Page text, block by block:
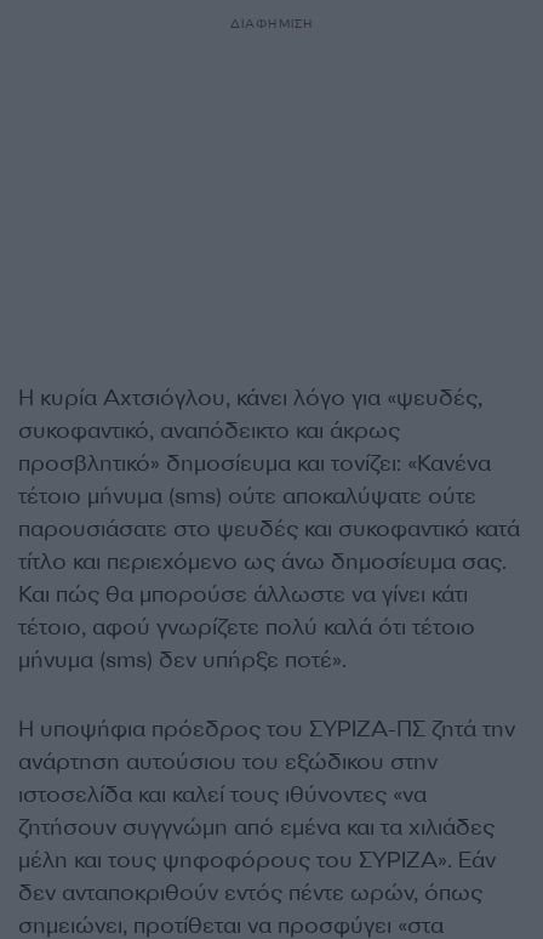
ΔΙΑΦΗΜΙΣΗ
Η κυρία Αχτσιόγλου, κάνει λόγο για «ψευδές,
συκοφαντικό, αναπόδεικτο και άκρως
προσβλητικό» δημοσίευμα και τονίζει: «Κανένα
τέτοιο μήνυμα (sms) ούτε αποκαλύψατε ούτε
παρουσιάσατε στο ψευδές και συκοφαντικό κατά
τίτλο και περιεχόμενο ως άνω δημοσίευμα σας.
Και πώς θα μπορούσε άλλωστε να γίνει κάτι
τέτοιο, αφού γνωρίζετε πολύ καλά ότι τέτοιο
μήνυμα (sms) δεν υπήρξε ποτέ».
Η υποψήφια πρόεδρος του ΣΥΡΙΖΑ-ΠΣ ζητά την
ανάρτηση αυτούσιου του εξώδικου στην
ιστοσελίδα και καλεί τους ιθύνοντες «να
ζητήσουν συγγνώμη από εμένα και τα χιλιάδες
μέλη και τους ψηφοφόρους του ΣΥΡΙΖΑ». Εάν
δεν ανταποκριθούν εντός πέντε ωρών, όπως
σημειώνει, προτίθεται να προσφύγει «στα